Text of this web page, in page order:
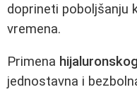
doprineti poboljšanju
vremena.
Primena
jednostavna i